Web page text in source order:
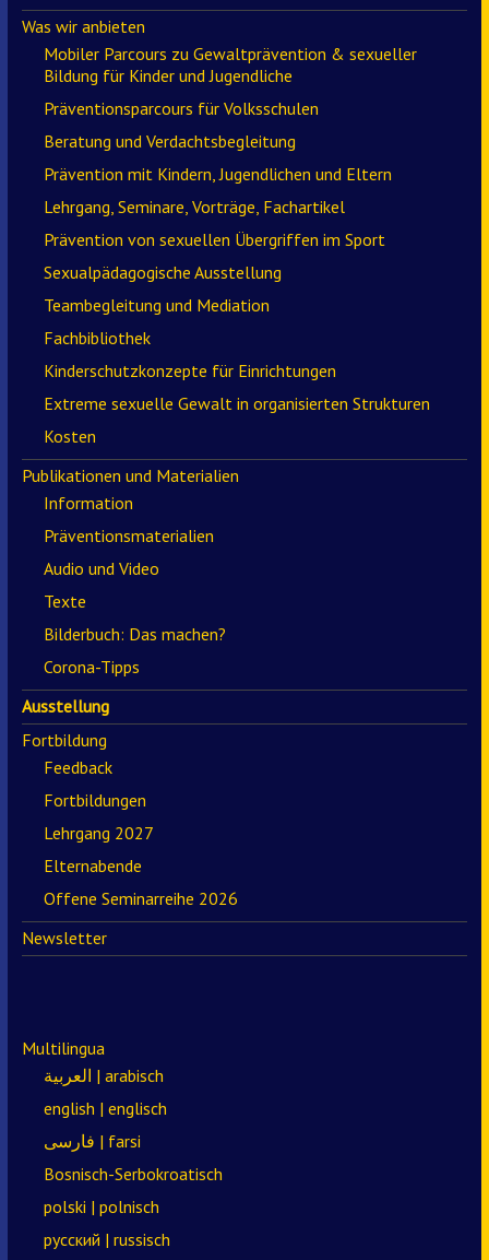
Was wir anbieten
Mobiler Parcours zu Gewaltprävention & sexueller
Bildung für Kinder und Jugendliche
Präventionsparcours für Volksschulen
Beratung und Verdachtsbegleitung
Prävention mit Kindern, Jugendlichen und Eltern
Lehrgang, Seminare, Vorträge, Fachartikel
Prävention von sexuellen Übergriffen im Sport
Sexualpädagogische Ausstellung
Teambegleitung und Mediation
Fachbibliothek
Kinderschutzkonzepte für Einrichtungen
Extreme sexuelle Gewalt in organisierten Strukturen
Kosten
Publikationen und Materialien
Information
Präventionsmaterialien
Audio und Video
Texte
Bilderbuch: Das machen?
Corona-Tipps
Ausstellung
Fortbildung
Feedback
Fortbildungen
Lehrgang 2027
Elternabende
Offene Seminarreihe 2026
Newsletter
Multilingua
العربية | arabisch
english | englisch
فارسی | farsi
Bosnisch-Serbokroatisch
polski | polnisch
русский | russisch